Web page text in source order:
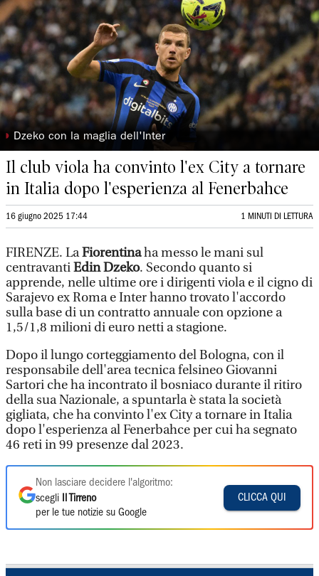
◗ Dzeko con la maglia dell'Inter
Il club viola ha convinto l'ex City a tornare
in Italia dopo l'esperienza al Fenerbahce
16 giugno 2025 17:44 1 MINUTI DI LETTURA
FIRENZE. LaFiorentinaha messo le mani sul
centravantiEdin Dzeko. Secondo quanto si
apprende, nelle ultime ore i dirigenti viola e il cigno di
Sarajevo ex Roma e Inter hanno trovato l'accordo
sulla base di un contratto annuale con opzione a
1,5/1,8 milioni di euro netti a stagione.
Dopo il lungo corteggiamento del Bologna, con il
responsabile dell'area tecnica felsineo Giovanni
Sartori che ha incontrato il bosniaco durante il ritiro
della sua Nazionale, a spuntarla è stata la società
gigliata, che ha convinto l'ex City a tornare in Italia
dopo l'esperienza al Fenerbahce per cui ha segnato
46 reti in 99 presenze dal 2023.
Non lasciare decidere l'algoritmo:
scegli
Il Tirreno
per le tue notizie su Google
CLICCA QUI